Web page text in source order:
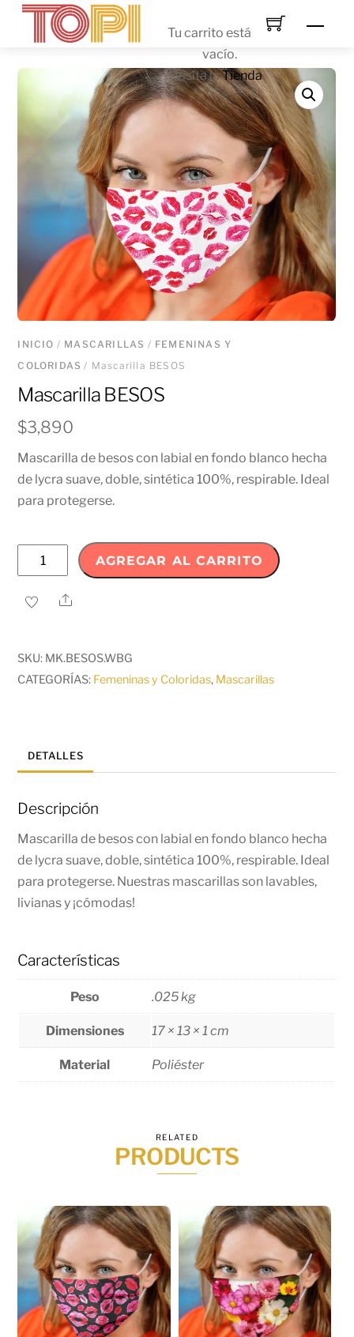
Skip
Tu carrito está
vacío.
Visita laTienda.
INICIO / MASCARILLAS / FEMENINAS Y
COLORIDAS / Mascarilla BESOS
Mascarilla BESOS
$3,890
Mascarilla de besos con labial en fondo blanco hecha
de lycra suave, doble, sintética 100%, respirable. Ideal
para protegerse.
Mascarilla
BESOS
cantidad
AGREGAR AL CARRITO
Share
SKU: MK.BESOS.WBG
CATEGORÍAS: Femeninas y Coloridas, Mascarillas
DETALLES
Descripción
Mascarilla de besos con labial en fondo blanco hecha
de lycra suave, doble, sintética 100%, respirable. Ideal
para protegerse. Nuestras mascarillas son lavables,
livianas y ¡cómodas!
Características
Peso .025 kg
Dimensiones 17 × 13 × 1 cm
Material Poliéster
RELATED
PRODUCTS